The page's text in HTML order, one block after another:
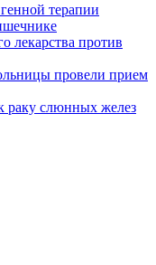
терапии
лекарства против
провели прием
раку слюнных желез